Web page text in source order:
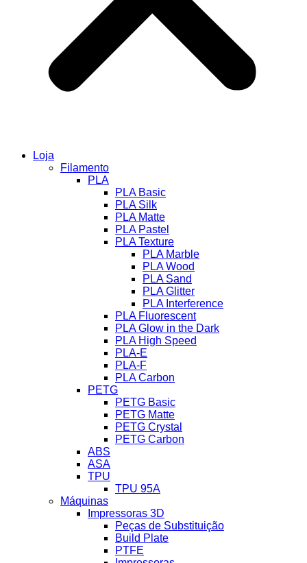
Loja
Filamento
PLA
PLA Basic
PLA Silk
PLA Matte
PLA Pastel
PLA Texture
PLA Marble
PLA Wood
PLA Sand
PLA Glitter
PLA Interference
PLA Fluorescent
PLA Glow in the Dark
PLA High Speed
PLA-E
PLA-F
PLA Carbon
PETG
PETG Basic
PETG Matte
PETG Crystal
PETG Carbon
ABS
ASA
TPU
TPU 95A
Máquinas
Impressoras 3D
Peças de Substituição
Build Plate
PTFE